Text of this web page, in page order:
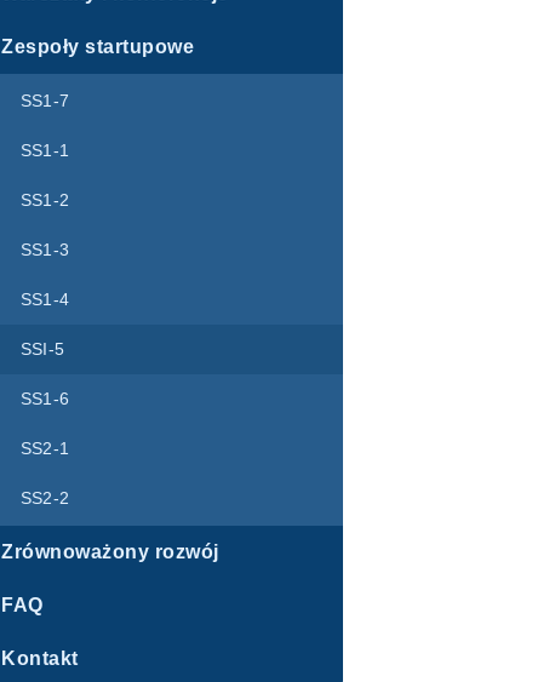
Zespoły startupowe
SS1-7
SS1-1
SS1-2
SS1-3
SS1-4
SSI-5
SS1-6
SS2-1
SS2-2
Zrównoważony rozwój
FAQ
Kontakt